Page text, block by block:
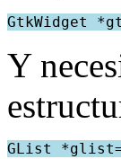
GtkWidget
Y
GList